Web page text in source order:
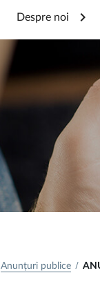
Despre noi
Anunțuri publice